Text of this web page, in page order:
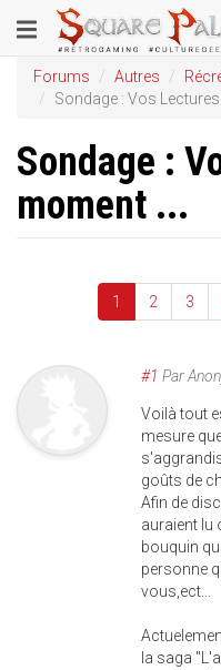
au
contenu
principal
Toggle
navigation
Forums Autres
Sondage : Vos Lectures
Sondage :
moment ...
1 2 3
#1 Par
Voilà tout
mesure
goûts de
Afin de
auraient lu
bouquin
personne
vous,ect...
la saga